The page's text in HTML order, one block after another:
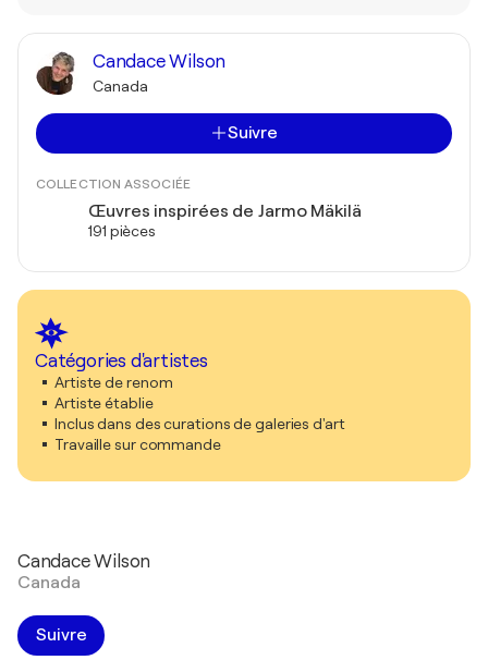
Candace Wilson
Canada
Suivre
COLLECTION ASSOCIÉE
Œuvres inspirées de Jarmo Mäkilä
191 pièces
Catégories d'artistes
Artiste de renom
Artiste établie
Inclus dans des curations de galeries d'art
Travaille sur commande
Candace Wilson
Canada
Suivre